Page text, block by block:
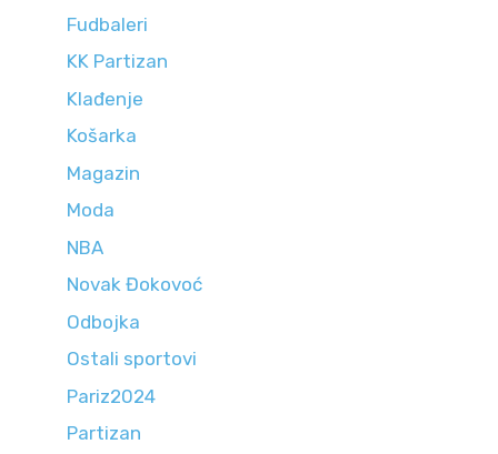
Fudbaleri
KK Partizan
Klađenje
Košarka
Magazin
Moda
NBA
Novak Đokovoć
Odbojka
Ostali sportovi
Pariz2024
Partizan